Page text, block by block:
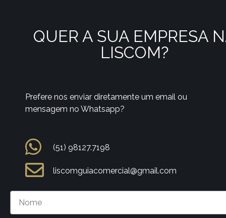
QUER A SUA EMPRESA
LISCOM?
Prefere nos enviar diretamente um email ou
mensagem no Whatsapp?
(51) 98127.7198
liscomguiacomercial@gmail.com